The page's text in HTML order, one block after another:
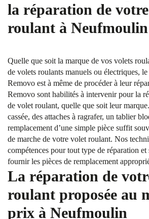
la réparation de
roulant à Neufmoulin
Quelle que soit la marque de vos volets
de volets roulants manuels ou électriques,
Removo est à même de procéder à leur
Removo sont habilités à intervenir pour la
de volet roulant, quelle que soit leur
cassée, des attaches à ragrafer, un tablier
remplacement d’une simple pièce suffit
de marche de votre volet roulant. Nos
compétences pour tout type de réparation et
fournir les pièces de remplacement
La réparation de
roulant proposée au
prix à Neufmoulin